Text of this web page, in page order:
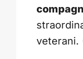
veterani.